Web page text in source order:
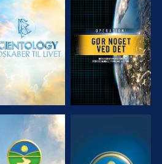
UDFORSK
SERIEN
SE
SE SE